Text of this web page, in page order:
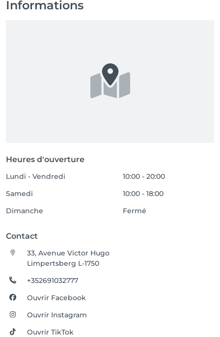
Informations
Heures d'ouverture
Lundi - Vendredi
10:00 - 20:00
Samedi
10:00 - 18:00
Dimanche
Fermé
Contact
33, Avenue Victor Hugo
Limpertsberg L-1750
+352691032777
Ouvrir Facebook
Ouvrir Instagram
Ouvrir TikTok